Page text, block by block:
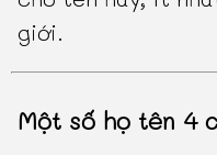
giới.
Một số họ tên 4